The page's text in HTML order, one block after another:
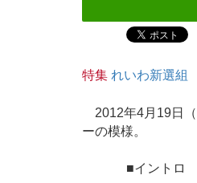
特集 れいわ新選組
2012年4月19日（
ーの模様。
■イントロ